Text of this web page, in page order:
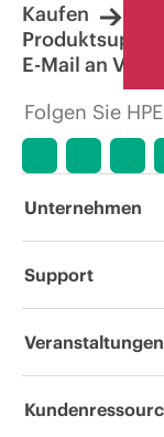
Kaufen
Produktsupport
E-Mail an
Folgen Sie
Unternehmen
Über HPE
Support
Operational
Veranstaltungen